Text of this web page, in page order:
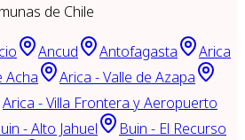
de Chile
Ancud Antofagasta
Arica
Acha
Arica - Valle de Azapa
Arica - Villa Frontera y Aeropuerto
- Alto Jahuel
Buin - El Recurso